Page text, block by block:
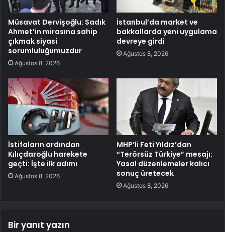
Müsavat Dervişoğlu: Sadık
Ahmet’in mirasına sahip
çıkmak siyasi
sorumluluğumuzdur
Ağustos 8, 2026
İstanbul’da market ve
bakkallarda yeni uygulama
devreye girdi
Ağustos 8, 2026
İstifaların ardından
Kılıçdaroğlu harekete
geçti: İşte ilk adımı
Ağustos 8, 2026
MHP’li Feti Yıldız’dan
“Terörsüz Türkiye” mesajı:
Yasal düzenlemeler kalıcı
sonuç üretecek
Ağustos 8, 2026
Bir yanıt yazın